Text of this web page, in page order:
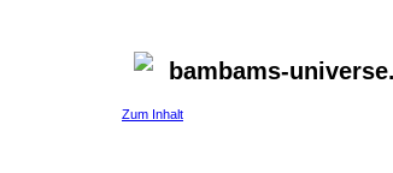
bambams-
Zum Inhalt